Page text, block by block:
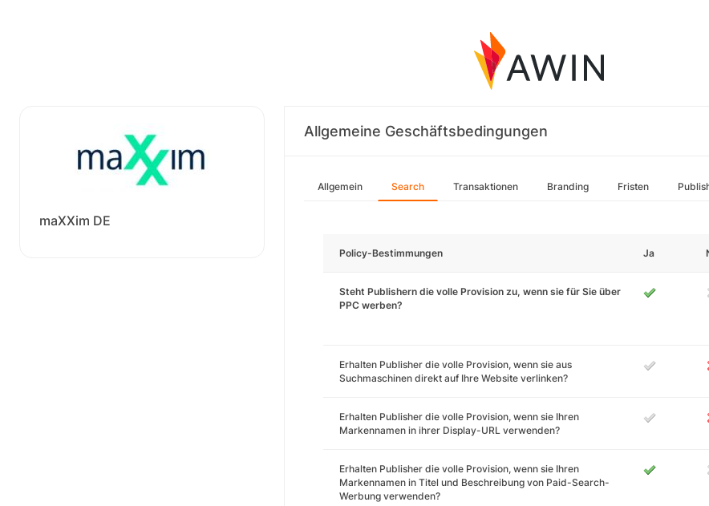
maXXim DE
Allgemeine Geschäftsbedingungen
Allgemein Search Transaktionen Branding Fristen
Policy-Bestimmungen Ja
Steht Publishern die volle Provision zu, wenn sie für Sie über
PPC werben?
Erhalten Publisher die volle Provision, wenn sie aus
Suchmaschinen direkt auf Ihre Website verlinken?
Erhalten Publisher die volle Provision, wenn sie Ihren
Markennamen in ihrer Display-URL verwenden?
Erhalten Publisher die volle Provision, wenn sie Ihren
Markennamen in Titel und Beschreibung von Paid-Search-
Werbung verwenden?